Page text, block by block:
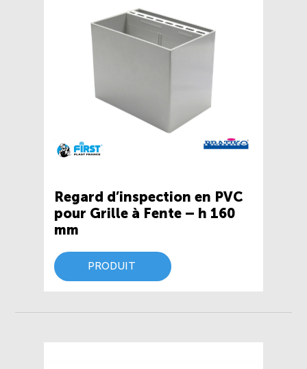
Regard d’inspection en PVC
pour Grille à Fente – h 160
mm
PRODUIT